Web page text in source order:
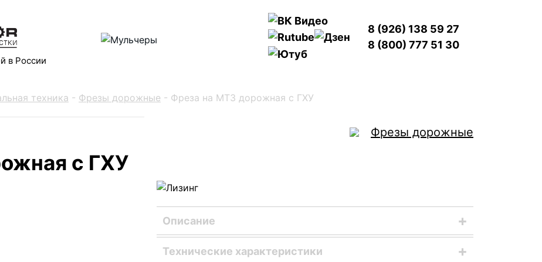
в России
8 (926) 138 59 27
8 (800) 777 51 30
техника - Фрезы дорожные - Фреза на МТЗ дорожная с ГХУ
Фрезы дорожные
с ГХУ
Описание
закрепляемое на корпус заднего моста трактора МТЗ-82.1
Технические характеристики